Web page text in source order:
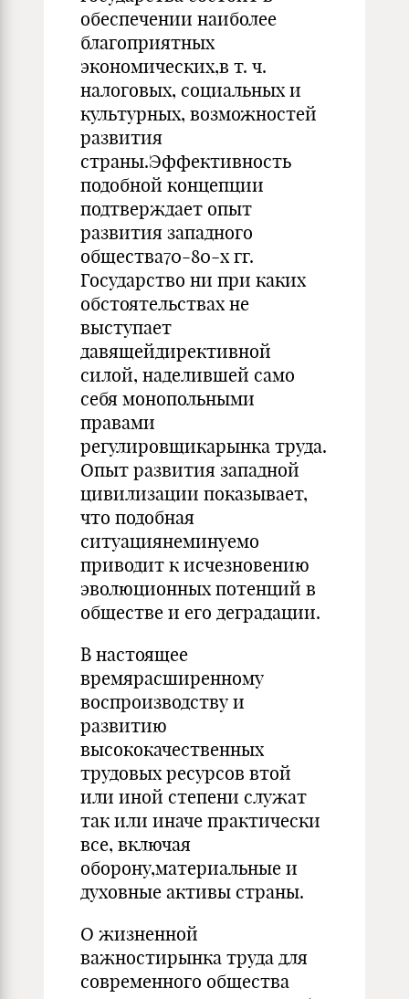
обеспечении наиболее
благоприятных
экономических,в т. ч.
налоговых, социальных и
культурных, возможностей
развития
страны.Эффективность
подобной концепции
подтверждает опыт
развития западного
общества70-80-х гг.
Государство ни при каких
обстоятельствах не
выступает
давящейдирективной
силой, наделившей само
себя монопольными
правами
регулировщикарынка труда.
Опыт развития западной
цивилизации показывает,
что подобная
ситуациянеминуемо
приводит к исчезновению
эволюционных потенций в
обществе и его деградации.
В настоящее
времярасширенному
воспроизводству и
развитию
высококачественных
трудовых ресурсов втой
или иной степени служат
так или иначе практически
все, включая
оборону,материальные и
духовные активы страны.
О жизненной
важностирынка труда для
современного общества